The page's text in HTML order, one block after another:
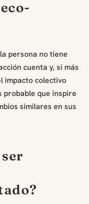
persona no tiene
cuenta y, si más
impacto colectivo
probable que inspire
similares en sus